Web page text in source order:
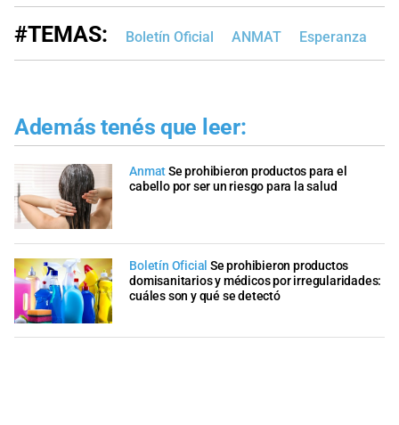
#TEMAS: Boletín Oficial ANMAT Esperanza
Además tenés que leer:
AnmatSe prohibieron productos para el
cabello por ser un riesgo para la salud
Boletín Oficial Se prohibieron productos
domisanitarios y médicos por irregularidades:
cuáles son y qué se detectó